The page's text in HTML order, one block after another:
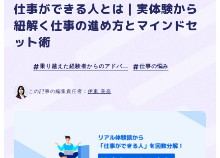
仕事ができる人とは｜実体験から
紐解く仕事の進め方とマインドセ
ット術
乗り越えた経験者からのアドバ... 仕事の悩み
この記事の編集責任者： 伊東 美奈